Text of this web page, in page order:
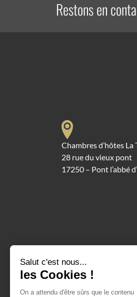
Restons en
Chambres d’hôtes La
28 rue du vieux pont
17250 – Pont l’abbé